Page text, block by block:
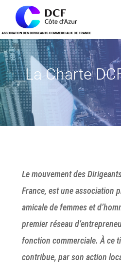
La Charte
Le mouvement des
France, est une association
amicale de femmes et
premier réseau
fonction commerciale. À ce
contribue, par son action
Panneau de gestion des cookies